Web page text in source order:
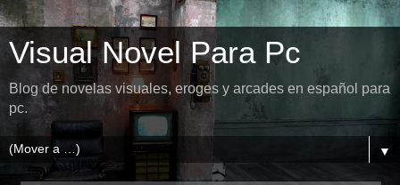
Visual Novel Para Pc
Blog de novelas visuales, eroges y arcades en español para
pc.
▼